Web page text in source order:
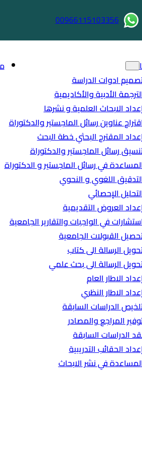
00966115103356
ادوات الدراسة
الأدبية والأكاديمية
الابحاث العلمية و نشرها
عناوين رسائل الماجستير والدكتوراة
المقترح البحثي خطة البحث
رسائل الماجستير والدكتوراة
في رسائل الماجستير و الدكتوراة
اللغوي و النحوي
الإحصائي
العروض التقديمية
في الواجبات والتقارير الجامعية
القبولات الجامعية
الرسالة الى كتاب
الرسالة الى بحث علمي
الاطار العام
الاطار النظري
الدراسات السابقة
المراجع والمصادر
الدراسات السابقة
الحقائب التدريبية
في نشر الابحاث